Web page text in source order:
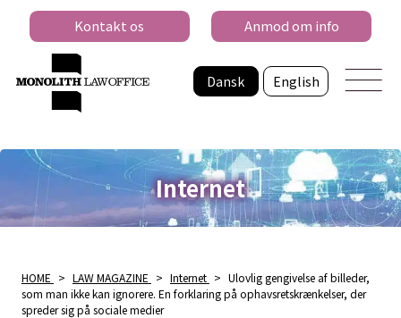
Dansk English
Kontakt os Anmod om info
Internet
HOME > LAW MAGAZINE > Internet > Ulovlig gengivelse af billeder,
som man ikke kan ignorere. En forklaring på ophavsretskrænkelser, der
spreder sig på sociale medier